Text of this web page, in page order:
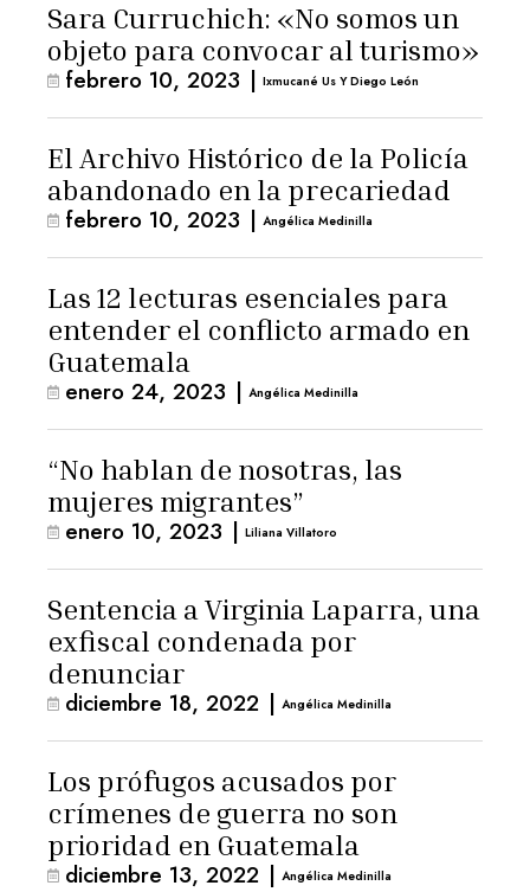
Sara Curruchich: «No somos un
objeto para convocar al turismo»
febrero 10, 2023 | Ixmucané Us Y Diego León
El Archivo Histórico de la Policía
abandonado en la precariedad
febrero 10, 2023 | Angélica Medinilla
Las 12 lecturas esenciales para
entender el conflicto armado en
Guatemala
enero 24, 2023 | Angélica Medinilla
“No hablan de nosotras, las
mujeres migrantes”
enero 10, 2023 | Liliana Villatoro
Sentencia a Virginia Laparra, una
exfiscal condenada por
denunciar
diciembre 18, 2022 | Angélica Medinilla
Los prófugos acusados por
crímenes de guerra no son
prioridad en Guatemala
diciembre 13, 2022 | Angélica Medinilla